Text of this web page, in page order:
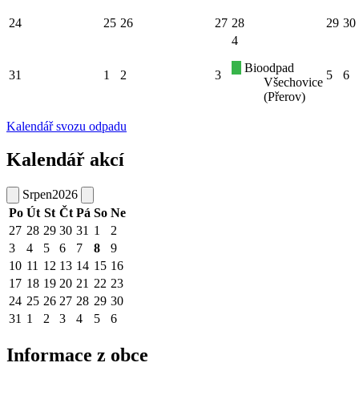
24 25 26 27 28 29 30
31 1 2 3
4
Bioodpad
Všechovice
(Přerov)
5 6
Kalendář svozu odpadu
Kalendář akcí
Srpen2026
Po Út St Čt Pá So Ne
27 28 29 30 31 1
2
3
4 5 6 7 8
9
10 11 12 13 14 15 16
17 18 19 20 21 22 23
24 25 26 27 28 29 30
31 1 2 3 4 5 6
Informace z obce